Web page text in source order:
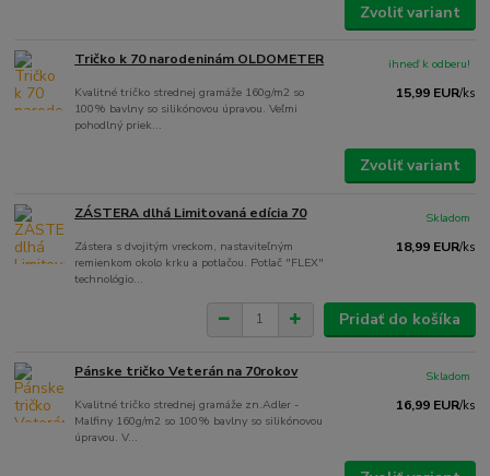
Zvoliť variant
Tričko k 70 narodeninám OLDOMETER
Kvalitné tričko strednej gramáže 160g/m2 so
100% bavlny so silikónovou úpravou. Veľmi
pohodlný priek...
15,99 EUR/ks
ihneď k odberu!
Zvoliť variant
ZÁSTERA dlhá Limitovaná edícia 70
Zástera s dvojitým vreckom, nastaviteľným
remienkom okolo krku a potlačou. Potlač "FLEX"
technológio...
18,99 EUR/ks
Skladom
Pridať do košíka
Pánske tričko Veterán na 70rokov
Kvalitné tričko strednej gramáže zn.Adler -
Malfiny 160g/m2 so 100% bavlny so silikónovou
úpravou. V...
16,99 EUR/ks
Skladom